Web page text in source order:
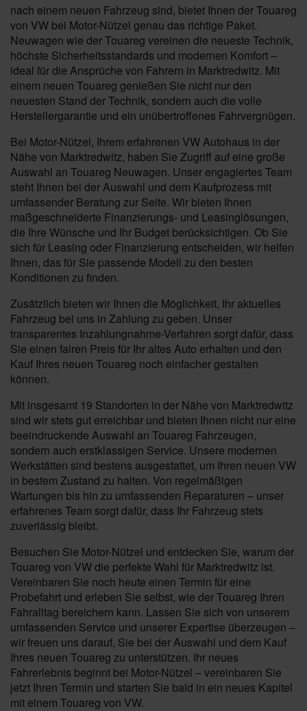
nach einem neuen Fahrzeug sind, bietet Ihnen der Touareg
von VW bei Motor-Nützel genau das richtige Paket.
Neuwagen wie der Touareg vereinen die neueste Technik,
höchste Sicherheitsstandards und modernen Komfort –
ideal für die Ansprüche von Fahrern in Marktredwitz. Mit
einem neuen Touareg genießen Sie nicht nur den
neuesten Stand der Technik, sondern auch die volle
Herstellergarantie und ein unübertroffenes Fahrvergnügen.
Bei Motor-Nützel, Ihrem erfahrenen VW Autohaus in der
Nähe von Marktredwitz, haben Sie Zugriff auf eine große
Auswahl an Touareg Neuwagen. Unser engagiertes Team
steht Ihnen bei der Auswahl und dem Kaufprozess mit
umfassender Beratung zur Seite. Wir bieten Ihnen
maßgeschneiderte Finanzierungs- und Leasinglösungen,
die Ihre Wünsche und Ihr Budget berücksichtigen. Ob Sie
sich für Leasing oder Finanzierung entscheiden, wir helfen
Ihnen, das für Sie passende Modell zu den besten
Konditionen zu finden.
Zusätzlich bieten wir Ihnen die Möglichkeit, Ihr aktuelles
Fahrzeug bei uns in Zahlung zu geben. Unser
transparentes Inzahlungnahme-Verfahren sorgt dafür, dass
Sie einen fairen Preis für Ihr altes Auto erhalten und den
Kauf Ihres neuen Touareg noch einfacher gestalten
können.
Mit insgesamt 19 Standorten in der Nähe von Marktredwitz
sind wir stets gut erreichbar und bieten Ihnen nicht nur eine
beeindruckende Auswahl an Touareg Fahrzeugen,
sondern auch erstklassigen Service. Unsere modernen
Werkstätten sind bestens ausgestattet, um Ihren neuen VW
in bestem Zustand zu halten. Von regelmäßigen
Wartungen bis hin zu umfassenden Reparaturen – unser
erfahrenes Team sorgt dafür, dass Ihr Fahrzeug stets
zuverlässig bleibt.
Besuchen Sie Motor-Nützel und entdecken Sie, warum der
Touareg von VW die perfekte Wahl für Marktredwitz ist.
Vereinbaren Sie noch heute einen Termin für eine
Probefahrt und erleben Sie selbst, wie der Touareg Ihren
Fahralltag bereichern kann. Lassen Sie sich von unserem
umfassenden Service und unserer Expertise überzeugen –
wir freuen uns darauf, Sie bei der Auswahl und dem Kauf
Ihres neuen Touareg zu unterstützen. Ihr neues
Fahrerlebnis beginnt bei Motor-Nützel – vereinbaren Sie
jetzt Ihren Termin und starten Sie bald in ein neues Kapitel
mit einem Touareg von VW.